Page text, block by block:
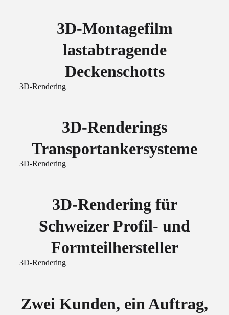
3D-Montagefilm
lastabtragende
Deckenschotts
3D-Rendering
3D-Renderings
Transportankersysteme
3D-Rendering
3D-Rendering für
Schweizer Profil- und
Formteilhersteller
3D-Rendering
Zwei Kunden, ein Auftrag,